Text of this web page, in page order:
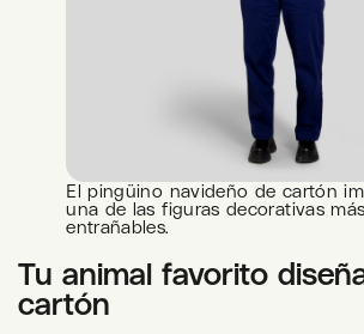
El pingüino navideño de cartón
una de las figuras decorativas más
entrañables.
Tu animal favorito
cartón